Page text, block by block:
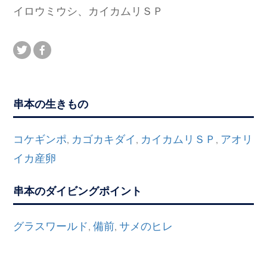
イロウミウシ、カイカムリＳＰ
串本の生きもの
コケギンポ, カゴカキダイ , カイカムリＳＰ , アオリ
イカ産卵
串本のダイビングポイント
グラスワールド,備前,サメのヒレ